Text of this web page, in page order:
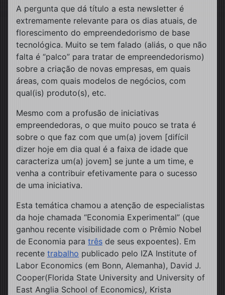
A pergunta que dá título a esta newsletter é
extremamente relevante para os dias atuais, de
florescimento do empreendedorismo de base
tecnológica. Muito se tem falado (aliás, o que não
falta é “palco” para tratar de empreendedorismo)
sobre a criação de novas empresas, em quais
áreas, com quais modelos de negócios, com
qual(is) produto(s), etc.
Mesmo com a profusão de iniciativas
empreendedoras, o que muito pouco se trata é
sobre o que faz com que um(a) jovem [difícil
dizer hoje em dia qual é a faixa de idade que
caracteriza um(a) jovem] se junte a um time, e
venha a contribuir efetivamente para o sucesso
de uma iniciativa.
Esta temática chamou a atenção de especialistas
da hoje chamada “Economia Experimental” (que
ganhou recente visibilidade com o Prêmio Nobel
de Economia para três de seus expoentes). Em
recente trabalho publicado pelo IZA Institute of
Labor Economics (em Bonn, Alemanha), David J.
Cooper(Florida State University and University of
East Anglia School of Economics), Krista